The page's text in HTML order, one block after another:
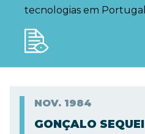
tecnologias em
NOV. 1984
GONÇALO